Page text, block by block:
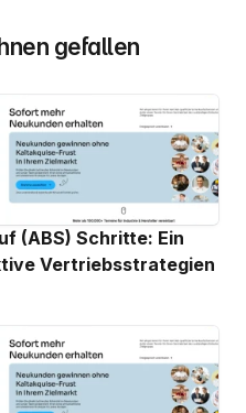
gefallen
(ABS) Schritte: Ein
Vertriebsstrategien